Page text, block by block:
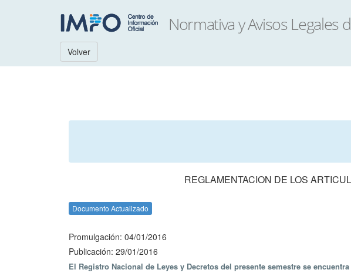
Volver
REGLAMENTACION DE LOS
Documento Actualizado
Promulgación: 04/01/2016
Publicación: 29/01/2016
El Registro Nacional de Leyes y Decretos del presente semestre se